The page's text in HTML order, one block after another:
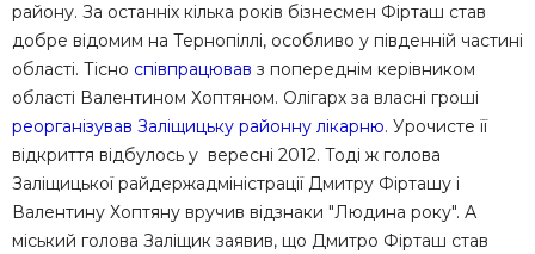
району. За останніх кілька років бізнесмен Фірташ став
добре відомим на Тернопіллі, особливо у південній частині
області. Тісно співпрацював з попереднім керівником
області Валентином Хоптяном. Олігарх за власні гроші
реорганізував Заліщицьку районну лікарню. Урочисте її
відкриття відбулось у вересні 2012. Тоді ж голова
Заліщицької райдержадміністрації Дмитру Фірташу і
Валентину Хоптяну вручив відзнаки "Людина року". А
міський голова Заліщик заявив, що Дмитро Фірташ став